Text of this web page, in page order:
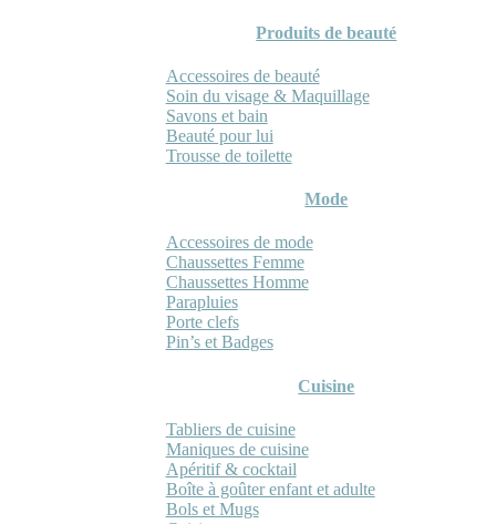
Produits de beauté
Accessoires de beauté
Soin du visage & Maquillage
Savons et bain
Beauté pour lui
Trousse de toilette
Mode
Accessoires de mode
Chaussettes Femme
Chaussettes Homme
Parapluies
Porte clefs
Pin’s et Badges
Cuisine
Tabliers de cuisine
Maniques de cuisine
Apéritif & cocktail
Boîte à goûter enfant et adulte
Bols et Mugs